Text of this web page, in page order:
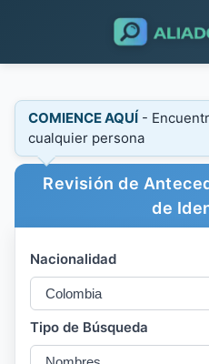
COMIENCE AQUÍ -
cualquier persona
Revisión de
de
Nacionalidad
Tipo de Búsqueda